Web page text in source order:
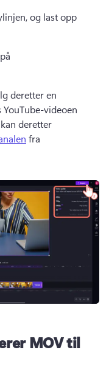
og last opp
deretter en
videoen
deretter
fra
MOV til